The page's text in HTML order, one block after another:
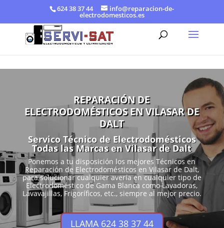
624 38 37 44 info@reparacion-de-
electrodomesticos.es
REPARACIÓN DE
ELECTRODOMÉSTICOS EN VILASAR DE
DALT
Servico Técnico de Electrodomésticos
Todas las Marcas en Vilasar de Dalt
Ponemos a tu disposición los mejores Técnicos en
Reparación de Electrodomésticos en Vilasar de Dalt,
para solucionar cualquier avería en cualquier tipo de
Electrodoméstico de Gama Blanca como Lavadoras,
Lavavajillas, Frigoríficos, etc., siempre al mejor precio.
LLAMA 624 38 37 44